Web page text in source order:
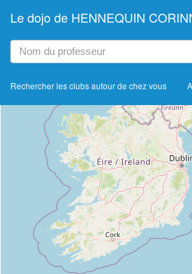
Le dojo de HENNEQUIN
Rechercher les clubs autour de chez vous
−